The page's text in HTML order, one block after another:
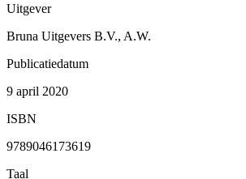
Uitgever
Bruna Uitgevers B.V., A.W.
Publicatiedatum
9 april 2020
ISBN
9789046173619
Taal